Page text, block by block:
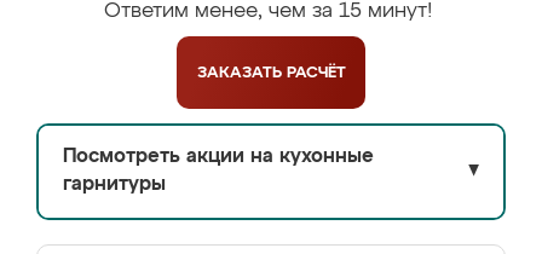
Ответим менее, чем за 15 минут!
ЗАКАЗАТЬ РАСЧЁТ
Посмотреть акции на кухонные
гарнитуры
▼